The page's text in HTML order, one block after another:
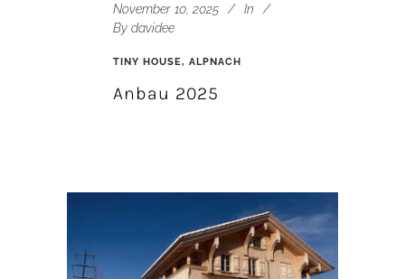
November 10, 2025
In
By davidee
TINY HOUSE, ALPNACH
Anbau 2025